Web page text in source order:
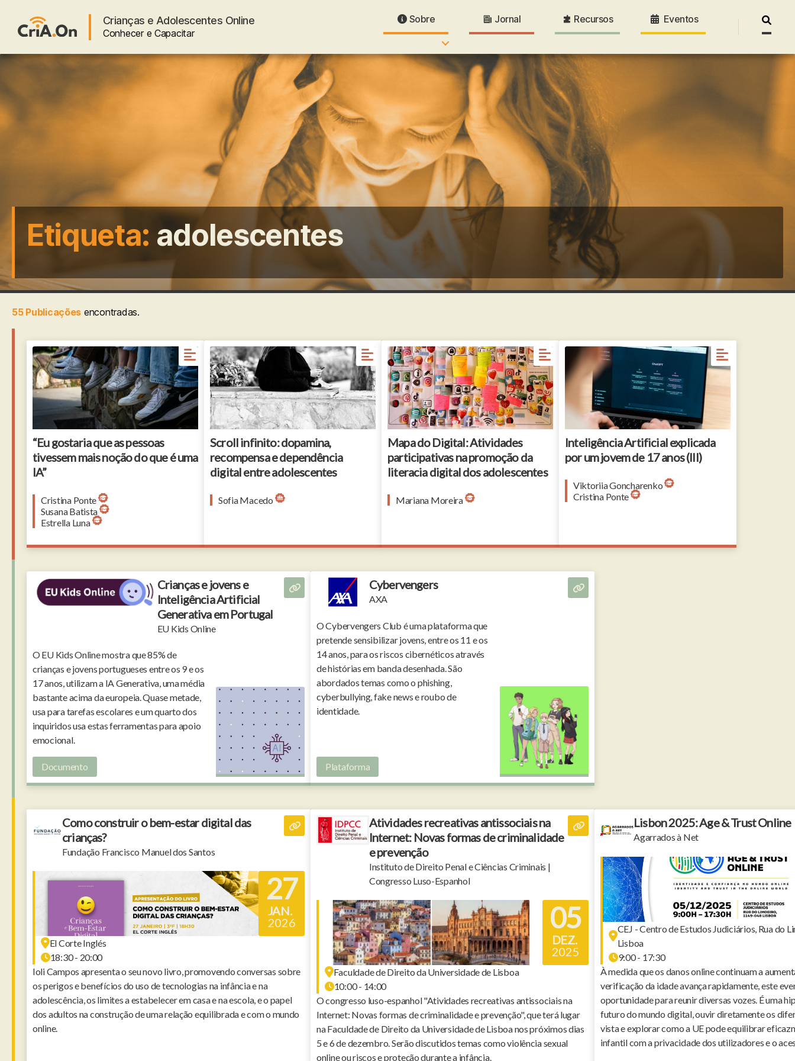
Crianças e Adolescentes Online
Conhecer e Capacitar
Sobre Jornal Recursos Eventos
por:
Etiqueta: adolescentes
55 Publicações encontradas.
“Eu gostaria que as pessoas
tivessem mais noção do que é uma
IA”
Cristina Ponte
Susana Batista
Estrella Luna
Scroll infinito: dopamina,
recompensa e dependência
digital entre adolescentes
Sofia Macedo
Mapa do Digital: Atividades
participativas na promoção da
literacia digital dos adolescentes
Mariana Moreira
Inteligência Artificial explicada
por um jovem de 17 anos (III)
Viktoriia Goncharenko
Cristina Ponte
Crianças e jovens e
Inteligência Artificial
Generativa em Portugal
EU Kids Online
O EU Kids Online mostra que 85% de
crianças e jovens portugueses entre os 9 e os
17 anos, utilizam a IA Generativa, uma média
bastante acima da europeia. Quase metade,
usa para tarefas escolares e um quarto dos
inquiridos usa estas ferramentas para apoio
emocional.
Documento
Cybervengers
AXA
O Cybervengers Club é uma plataforma que
pretende sensibilizar jovens, entre os 11 e os
14 anos, para os riscos cibernéticos através
de histórias em banda desenhada. São
abordados temas como o phishing,
cyberbullying, fake news e roubo de
identidade.
Plataforma
Como construir o bem-estar digital das
crianças?
Fundação Francisco Manuel dos Santos
27
JAN.
2026
El Corte Inglés
18:30 - 20:00
Ioli Campos apresenta o seu novo livro, promovendo conversas sobre
os perigos e benefícios do uso de tecnologias na infância e na
adolescência, os limites a estabelecer em casa e na escola, e o papel
dos adultos na construção de uma relação equilibrada e com o mundo
online.
Atividades recreativas antissociais na
Internet: Novas formas de criminalidade
e prevenção
Instituto de Direito Penal e Ciências Criminais |
Congresso Luso-Espanhol
05
DEZ.
2025
Faculdade de Direito da Universidade de Lisboa
10:00 - 14:00
O congresso luso-espanhol "Atividades recreativas antissociais na
Internet: Novas formas de criminalidade e prevenção", que terá lugar
na Faculdade de Direito da Universidade de Lisboa nos próximos dias
5 e 6 de dezembro. Serão discutidos temas como violência sexual
online ou riscos e proteção durante a infância.
Lisbon 2025: Age & Trust Online
Agarrados à Net
CEJ - Centro de Estudos Judiciários, Rua do
Lisboa
9:00 - 17:30
À medida que os danos online continuam a
verificação da idade avança rapidamente, este
oportunidade para reunir diversas vozes. É uma
futuro do mundo digital, ouvir diretamente os
vista e explorar como a UE pode equilibrar
infantil com a privacidade dos utilizadores e o